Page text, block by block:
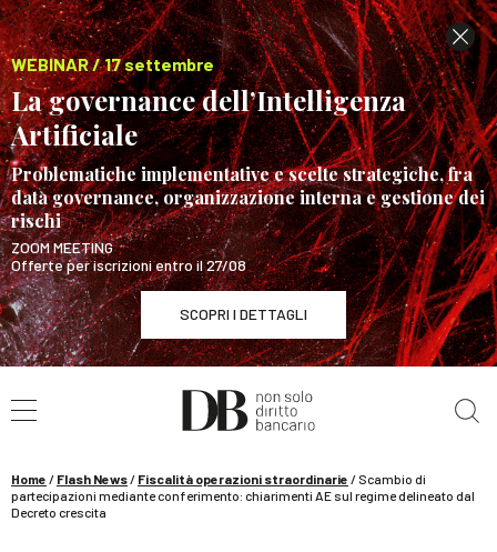
WEBINAR / 17 settembre
La governance dell’Intelligenza
Artificiale
Problematiche implementative e scelte strategiche, fra
data governance, organizzazione interna e gestione dei
rischi
ZOOM MEETING
Offerte per iscrizioni entro il 27/08
SCOPRI I DETTAGLI
WEBINAR / 17 settembre
La governance dell’Intelligenza Artificiale
Home / Flash News/ Fiscalità operazioni straordinarie / Scambio di
partecipazioni mediante conferimento: chiarimenti AE sul regime delineato dal
Decreto crescita